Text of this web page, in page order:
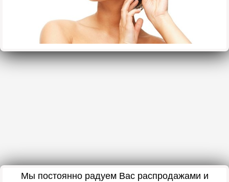
Мы постоянно радуем Вас распродажами и